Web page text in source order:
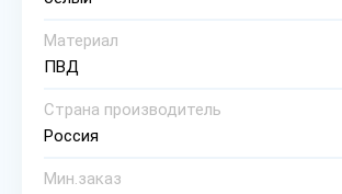
Материал
ПВД
Страна производитель
Россия
Мин.заказ